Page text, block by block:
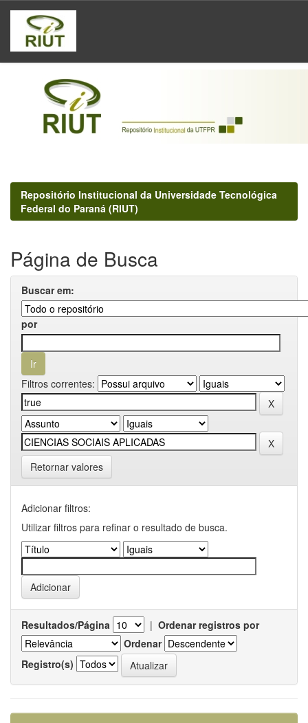
Skip
navigation
Repositório Institucional da Universidade Tecnológica
Federal do Paraná (RIUT)
Página de Busca
Buscar em:
por
Filtros correntes:
Retornar valores
Adicionar filtros:
Utilizar filtros para refinar o resultado de busca.
Resultados/Página | Ordenar registros por
Ordenar
Registro(s)